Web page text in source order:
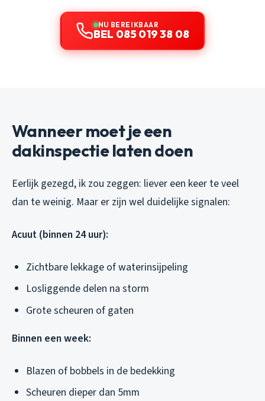
NU BEREIKBAAR
BEL 085 019 38 08
Wanneer moet je een
dakinspectie laten doen
Eerlijk gezegd, ik zou zeggen: liever een keer te veel
dan te weinig. Maar er zijn wel duidelijke signalen:
Acuut (binnen 24 uur):
Zichtbare lekkage of waterinsijpeling
Losliggende delen na storm
Grote scheuren of gaten
Binnen een week:
Blazen of bobbels in de bedekking
Scheuren dieper dan 5mm